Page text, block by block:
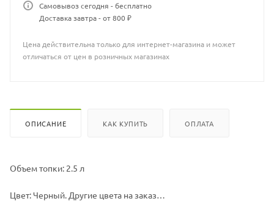
Тип управления: Мануальный (ручной)
Возможная ширина биокамина: любая на заказ
Самовывоз сегодня - бесплатно
Доставка завтра - от 800 ₽
Цена действительна только для интернет-магазина и может
отличаться от цен в розничных магазинах
ОПИСАНИЕ КАК КУПИТЬ ОПЛАТА
Объем топки: 2.5 л
Цвет: Черный. Другие цвета на заказ